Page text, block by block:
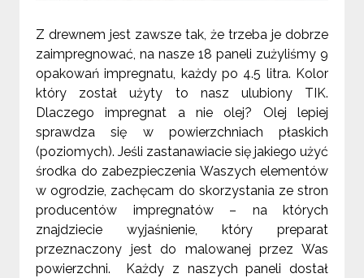
Z drewnem jest zawsze tak, że trzeba je dobrze
zaimpregnować, na nasze 18 paneli zużyliśmy 9
opakowań impregnatu, każdy po 4.5 litra. Kolor
który został użyty to nasz ulubiony TIK.
Dlaczego impregnat a nie olej? Olej lepiej
sprawdza się w powierzchniach płaskich
(poziomych). Jeśli zastanawiacie się jakiego użyć
środka do zabezpieczenia Waszych elementów
w ogrodzie, zachęcam do skorzystania ze stron
producentów impregnatów – na których
znajdziecie wyjaśnienie, który preparat
przeznaczony jest do malowanej przez Was
powierzchni. Każdy z naszych paneli dostał